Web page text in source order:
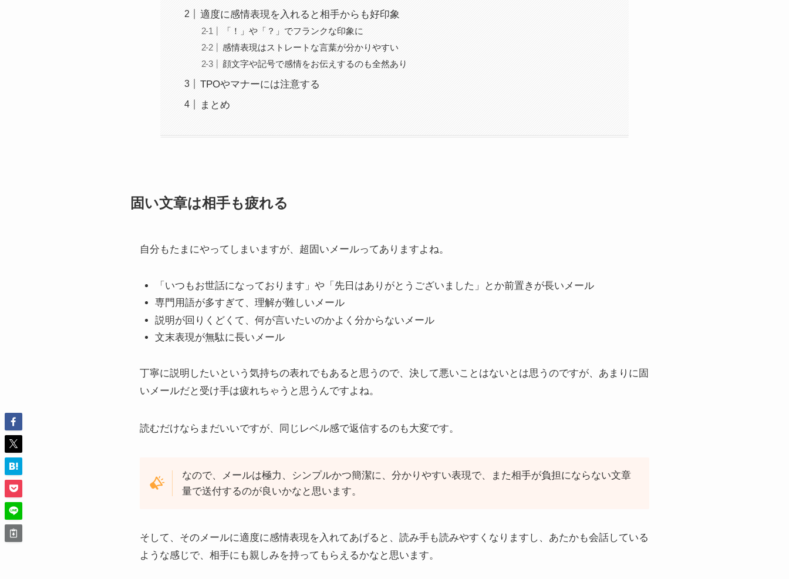
適度に感情表現を入れると相手からも好印象
「！」や「？」でフランクな印象に
感情表現はストレートな言葉が分かりやすい
顔文字や記号で感情をお伝えするのも全然あり
TPOやマナーには注意する
まとめ
固い文章は相手も疲れる
自分もたまにやってしまいますが、超固いメールってありますよね。
「いつもお世話になっております」や「先日はありがとうございました」とか前置きが長いメール
専門用語が多すぎて、理解が難しいメール
説明が回りくどくて、何が言いたいのかよく分からないメール
文末表現が無駄に長いメール
丁寧に説明したいという気持ちの表れでもあると思うので、決して悪いことはないとは思うのですが、あまりに固
いメールだと受け手は疲れちゃうと思うんですよね。
読むだけならまだいいですが、同じレベル感で返信するのも大変です。
なので、メールは極力、シンプルかつ簡潔に、分かりやすい表現で、また相手が負担にならない文章
量で送付するのが良いかなと思います。
そして、そのメールに適度に感情表現を入れてあげると、読み手も読みやすくなりますし、あたかも会話している
ような感じで、相手にも親しみを持ってもらえるかなと思います。